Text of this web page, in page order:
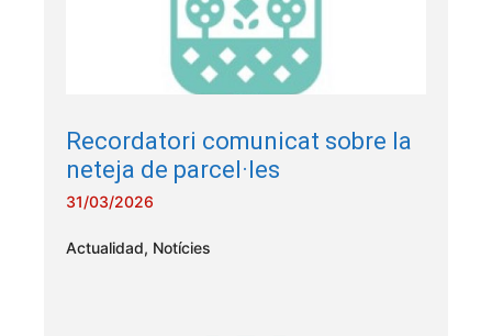
Recordatori comunicat sobre la
neteja de parcel·les
31/03/2026
Actualidad, Notícies